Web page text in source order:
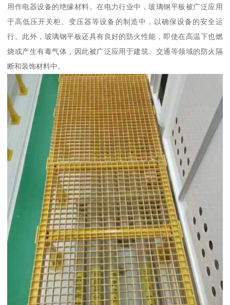
用作电器设备的绝缘材料。在电力行业中，玻璃钢平板被广泛应用
于高低压开关柜、变压器等设备的制造中，以确保设备的安全运
行。此外，玻璃钢平板还具有良好的防火性能，即使在高温下也燃
烧或产生有毒气体，因此被广泛应用于建筑、交通等领域的防火隔
断和装饰材料中。